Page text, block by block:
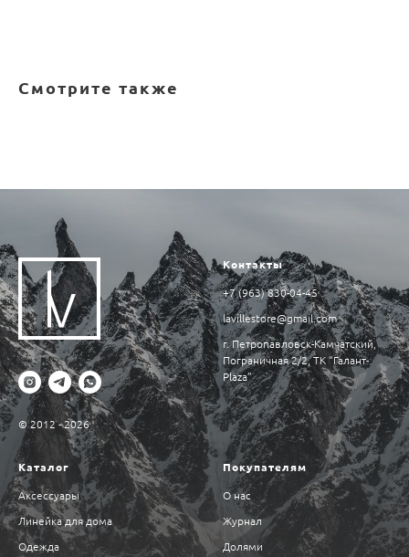
Смотрите также
© 2012 - 2026
Контакты
+7 (963) 830-04-45
lavillestore@gmail.com
г. Петропавловск-Камчатский,
Пограничная 2/2, ТК “Галант-
Plaza”
Каталог
Аксессуары
Линейка для дома
Одежда
Покупателям
О нас
Журнал
Долями